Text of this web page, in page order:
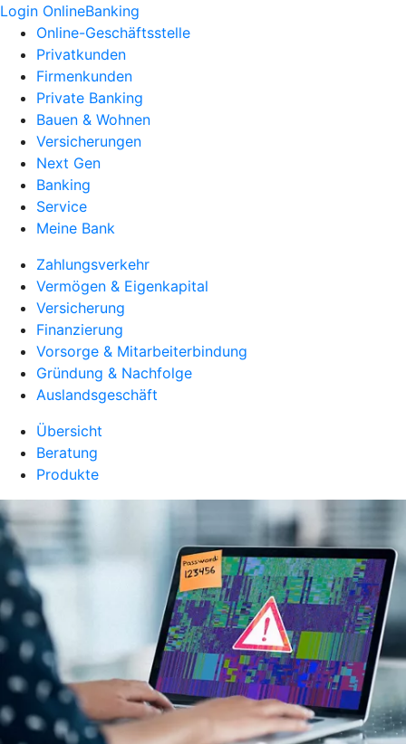
Login OnlineBanking
Online-Geschäftsstelle
Privatkunden
Firmenkunden
Private Banking
Bauen & Wohnen
Versicherungen
Next Gen
Banking
Service
Meine Bank
Zahlungsverkehr
Vermögen & Eigenkapital
Versicherung
Finanzierung
Vorsorge & Mitarbeiterbindung
Gründung & Nachfolge
Auslandsgeschäft
Übersicht
Beratung
Produkte